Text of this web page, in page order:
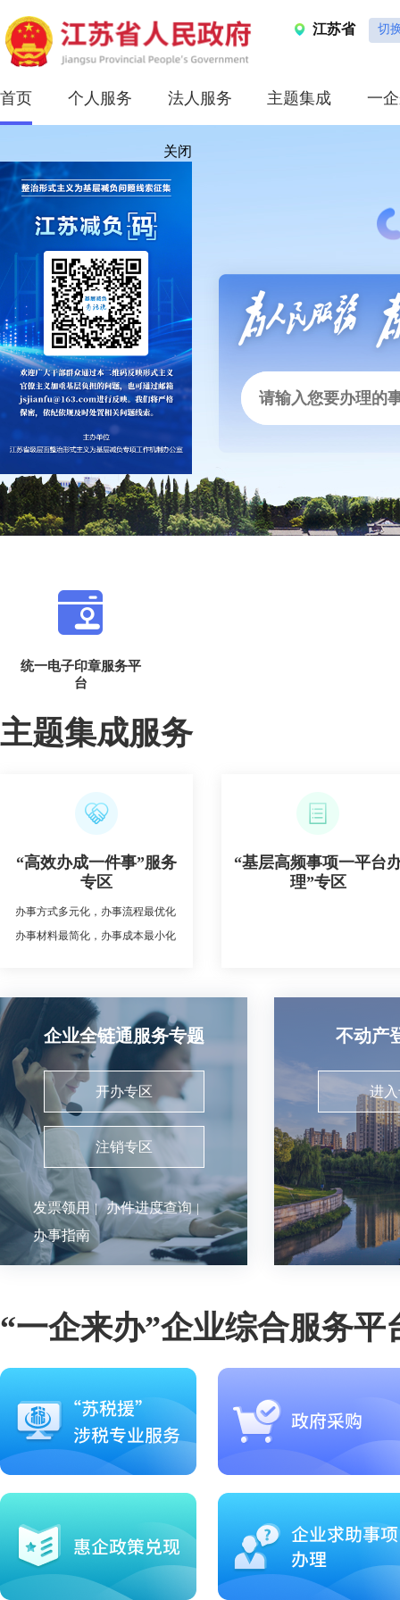
江苏省 切
首页 个人服务 法人服务 主题集成 一
统一电子印章服务平
台
主题集成服务
“高效办成一件事”服务
专区
办事方式多元化，办事流程最优化
办事材料最简化，办事成本最小化
“基层高频事项一平台
理”专区
企业全链通服务专题
开办专区
注销专区
发票领用 | 办件进度查询 |
办事指南
不动产
进
“一企来办”企业综合服务平
关闭